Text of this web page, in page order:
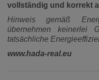
vollständig und korrekt
Hinweis gemäß
übernehmen keinerlei
tatsächliche
www.hada-real.eu